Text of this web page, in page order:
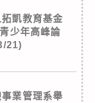
凱教育基金
少年高峰論
21)
業管理系舉